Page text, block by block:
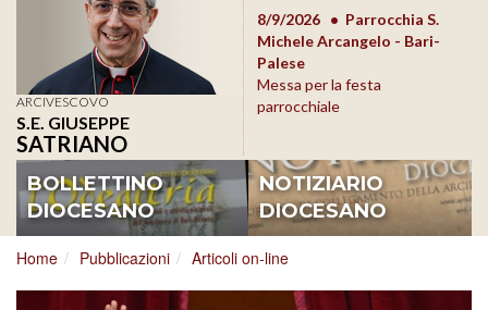
ARCIVESCOVO
S.E. GIUSEPPE
SATRIANO
8/17/2026
Conversano
Conferenza Episcopale
Pugliese
8/9/2026
Parrocchia S.
Michele Arcangelo - Bari-
Palese
Messa per la festa
parrocchiale
BOLLETTINO
DIOCESANO
NOTIZIARIO
DIOCESANO
Home Pubblicazioni Articoli on-line